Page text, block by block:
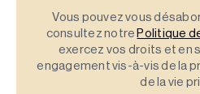
Vous pouvez vous
consultez notre Politique
exercez vos droits et en
engagement vis-à-vis de la
de la vie